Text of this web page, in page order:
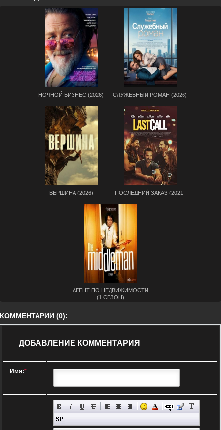
НОЧНОЙ БИЗНЕС (2026) СЛУЖЕБНЫЙ РОМАН (2026)
ВЕРШИНА (2026) ПОСЛЕДНИЙ ЗАКАЗ (2021)
АГЕНТ ПО НЕДВИЖИМОСТИ
(1 СЕЗОН)
КОММЕНТАРИИ (0):
ДОБАВЛЕНИЕ КОММЕНТАРИЯ
Имя:*